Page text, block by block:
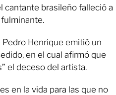
cantante brasileño falleció a
Pedro Henrique emitió un
en el cual afirmó que
el deceso del artista.
en la vida para las que no